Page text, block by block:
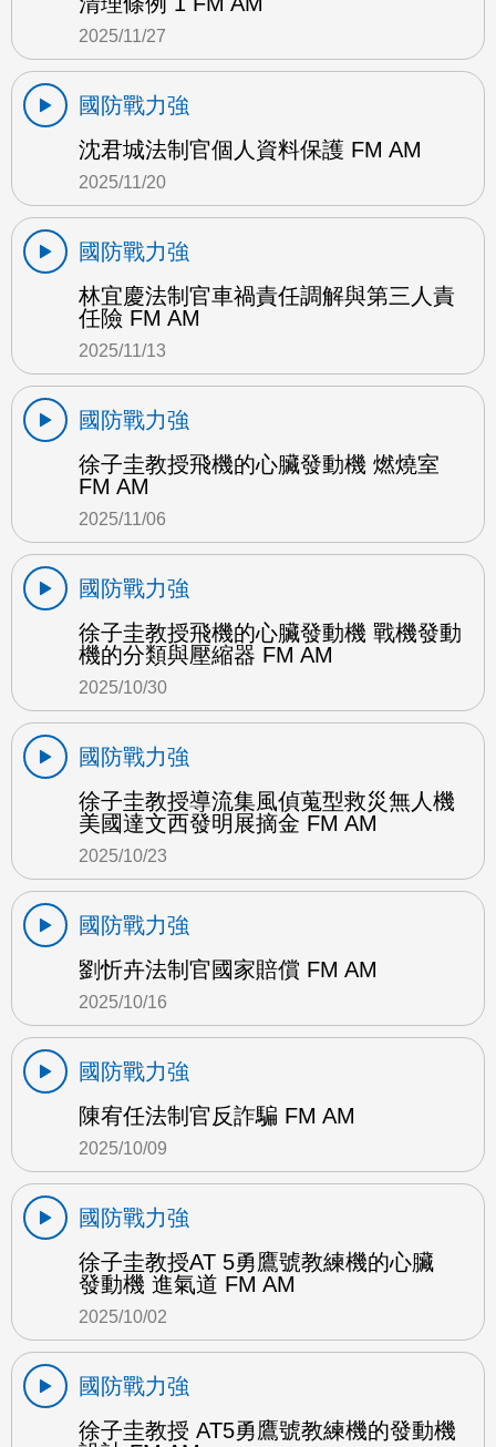
2025/11/27
國防戰力強
沈君城法制官個人資料保護 FM AM
2025/11/20
國防戰力強
林宜慶法制官車禍責任調解與第三人責
任險 FM AM
2025/11/13
國防戰力強
徐子圭教授飛機的心臟發動機 燃燒室
FM AM
2025/11/06
國防戰力強
徐子圭教授飛機的心臟發動機 戰機發動
機的分類與壓縮器 FM AM
2025/10/30
國防戰力強
徐子圭教授導流集風偵蒐型救災無人機
美國達文西發明展摘金 FM AM
2025/10/23
國防戰力強
劉忻卉法制官國家賠償 FM AM
2025/10/16
國防戰力強
陳宥任法制官反詐騙 FM AM
2025/10/09
國防戰力強
徐子圭教授AT 5勇鷹號教練機的心臟
發動機 進氣道 FM AM
2025/10/02
國防戰力強
徐子圭教授 AT5勇鷹號教練機的發動機